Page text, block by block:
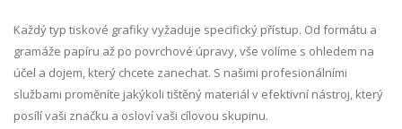
Každý typ tiskové grafiky vyžaduje specifický přístup. Od formátu a
gramáže papíru až po povrchové úpravy, vše volíme s ohledem na
účel a dojem, který chcete zanechat. S našimi profesionálními
službami proměníte jakýkoli tištěný materiál v efektivní nástroj, který
posílí vaši značku a osloví vaši cílovou skupinu.